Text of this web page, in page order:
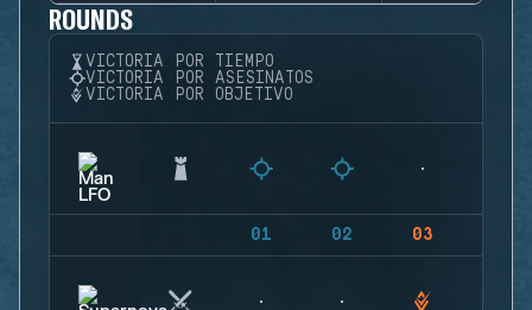
ROUNDS
VICTORIA POR TIEMPO
VICTORIA POR ASESINATOS
VICTORIA POR OBJETIVO
01 02 03